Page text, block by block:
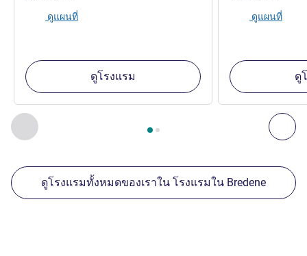
ก่อนหน้า - สถานประกอบการอื่นของเราที่อยู่ใกล้เคียง ถั
หน้า1 , สถานประกอบการอื่นของเราที่อยู่ใกล้เคียง 1 :,
ดูแผนที่
ดูโรงแรม
ดูแผนที่
ดู
ดูโรงแรมทั้งหมดของเราใน โรงแรมใน Bredene